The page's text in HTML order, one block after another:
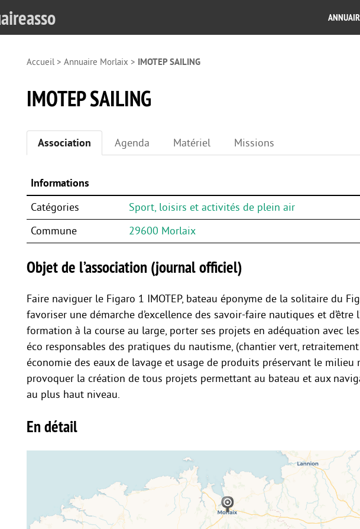
Accueil> Annuaire Morlaix > IMOTEP SAILING
IMOTEP SAILING
Association Agenda Matériel Missions
Informations
Catégories
Sport, loisirs et activités de plein air
Commune
29600 Morlaix
Objet de l’association (journal officiel)
Faire naviguer le Figaro 1 IMOTEP, bateau éponyme de la solitaire du
favoriser une démarche d’excellence des savoir-faire nautiques et d’être
formation à la course au large, porter ses projets en adéquation avec
éco responsables des pratiques du nautisme, (chantier vert,
économie des eaux de lavage et usage de produits préservant le milieu
provoquer la création de tous projets permettant au bateau et aux
au plus haut niveau.
En détail